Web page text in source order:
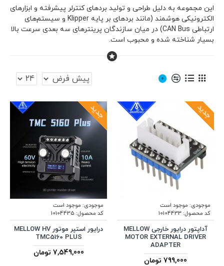
این مجموعه به دلیل طراحی و تولید بردهای کنترلر پیشرفته و ابزارهای
الکترونیکی هوشمند (مانند بردهای بر پایه Klipper و سیستم‌های
ارتباطی CAN Bus) در میان سازندگان پرینترهای سه بعدی سرعت بالا
بسیار شناخته شده و محبوب است.
0
جدید
موجودی: موجود است
کد محصول:10104433
آداپتور درایور خارجی MELLOW
MOTOR EXTERNAL DRIVER
ADAPTER
799,000 تومان
جدید
موجودی: موجود است
کد محصول: 10104435
درایور استپر موتور MELLOW HV
TMC5160 PLUS
7,549,000 تومان